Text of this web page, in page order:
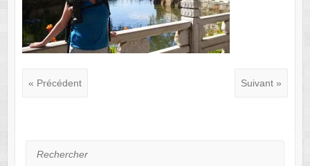
« Précédent Suivant »
Rechercher